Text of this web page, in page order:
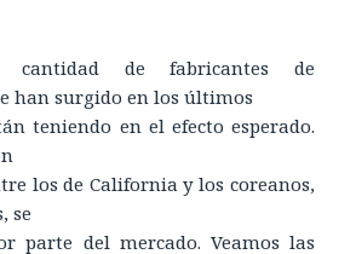
de fabricantes de
han surgido en los últimos
teniendo en el efecto esperado.
los de California y los coreanos,
se
parte del mercado. Veamos las